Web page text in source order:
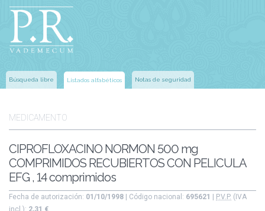
Búsqueda libre Listados alfabéticos Notas de seguridad
MEDICAMENTO
CIPROFLOXACINO NORMON 500 mg
COMPRIMIDOS RECUBIERTOS CON PELICULA
EFG , 14 comprimidos
Fecha de autorización: 01/10/1998 | Código nacional: 695621 P.V.P. (IVA
incl.): 2,31 €